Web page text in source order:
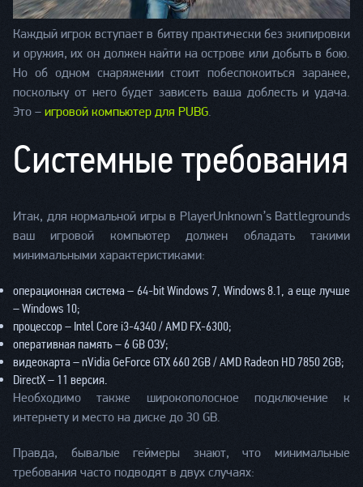
Каждый игрок вступает в битву практически без экипировки
и оружия, их он должен найти на острове или добыть в бою.
Но об одном снаряжении стоит побеспокоиться заранее,
поскольку от него будет зависеть ваша доблесть и удача.
Это – игровой компьютер для PUBG.
Системные требования
Итак, для нормальной игры в PlayerUnknown’s Battlegrounds
ваш игровой компьютер должен обладать такими
минимальными характеристиками:
операционная система – 64-bit Windows 7, Windows 8.1, а еще лучше
– Windows 10;
процессор – Intel Core i3-4340 / AMD FX-6300;
оперативная память – 6 GB ОЗУ;
видеокарта – nVidia GeForce GTX 660 2GB / AMD Radeon HD 7850 2GB;
DirectX – 11 версия.
Необходимо также широкополосное подключение к
интернету и место на диске до 30 GB.
Правда, бывалые геймеры знают, что минимальные
требования часто подводят в двух случаях: